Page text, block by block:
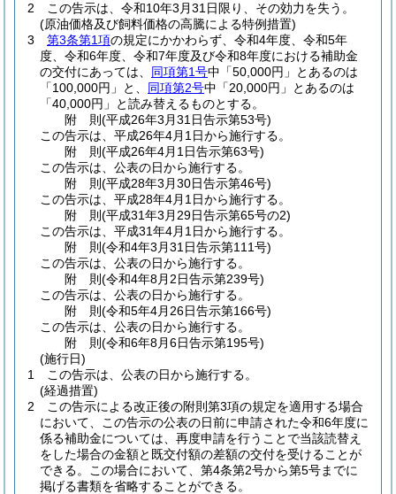
2
この告示は、令和10年3月31日限り、その効力を失う。
(原油価格及び飼料価格の高騰による特例措置)
3
第3条第1項の規定にかかわらず、令和4年度、令和5年
度、令和6年度、令和7年度及び令和8年度における補助金
の交付にあっては、 同項第1号中「50,000円」とあるのは
「100,000円」と、 同項第2号中「20,000円」とあるのは
「40,000円」と読み替えるものとする。
附 則(平成26年3月31日告示第53号)
この告示は、平成26年4月1日から施行する。
附 則(平成26年4月1日告示第63号)
この告示は、公表の日から施行する。
附 則(平成28年3月30日告示第46号)
この告示は、平成28年4月1日から施行する。
附 則(平成31年3月29日告示第65号の2)
この告示は、平成31年4月1日から施行する。
附 則(令和4年3月31日告示第111号)
この告示は、公表の日から施行する。
附 則(令和4年8月2日告示第239号)
この告示は、公表の日から施行する。
附 則(令和5年4月26日告示第166号)
この告示は、公表の日から施行する。
附 則(令和6年8月6日告示第195号)
(施行日)
1
この告示は、公表の日から施行する。
(経過措置)
2
この告示による改正後の附則第3項の規定を適用する場合
において、この告示の公表の日前に申請された令和6年度に
係る補助金については、再度申請を行うことで当該読替え
をした場合の金額と既交付額の差額の交付を受けることが
できる。
この場合において、第4条第2号から第5号までに
掲げる書類を省略することができる。